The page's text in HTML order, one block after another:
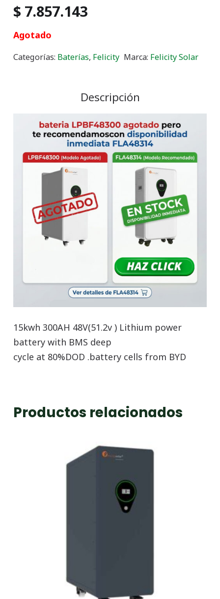
$ 7.857.143
Agotado
Categorías: Baterías, Felicity Marca: Felicity Solar
Descripción
15kwh 300AH 48V(51.2v ) Lithium power
battery with BMS deep
cycle at 80%DOD .battery cells from BYD
Productos relacionados